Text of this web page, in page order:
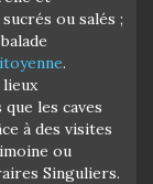
ou salés ;
.
les caves
à des visites
ou
Singuliers.